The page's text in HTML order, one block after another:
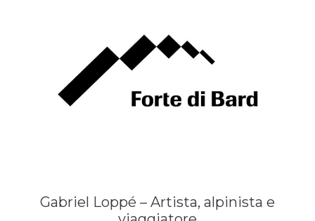
Gabriel Loppé – Artista, alpinista e